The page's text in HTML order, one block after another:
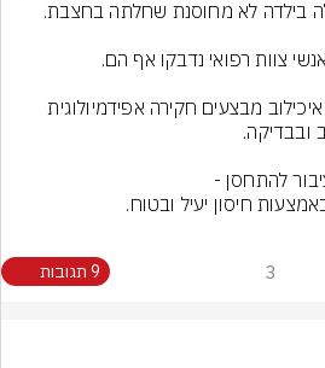
משרד הבריאות ובית החולים איכילוב מבצעים חקירה אפידמיולוגית
חיסון יעיל ובטוח.
3 9 תגובות